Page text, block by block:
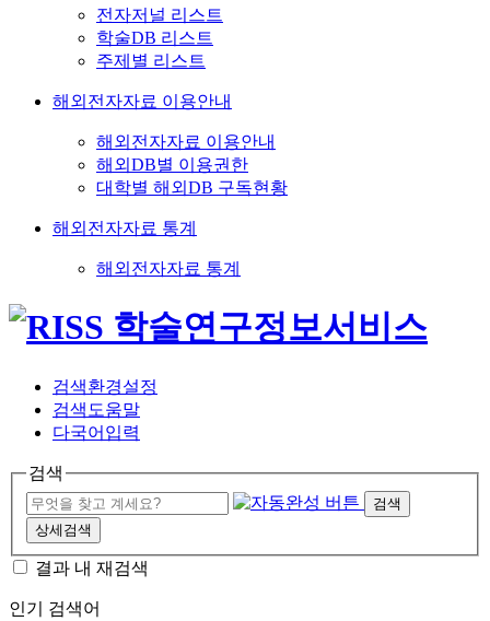
전자저널 리스트
학술DB 리스트
주제별 리스트
해외전자자료 이용안내
해외전자자료 이용안내
해외DB별 이용권한
대학별 해외DB 구독현황
해외전자자료 통계
해외전자자료 통계
검색환경설정
검색도움말
다국어입력
검색
검색
상세검색
결과 내 재검색
인기 검색어